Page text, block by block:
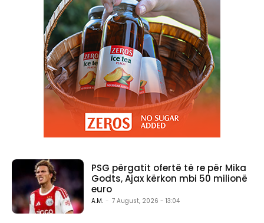
PSG përgatit ofertë të re për Mika
Godts, Ajax kërkon mbi 50 milionë
euro
A.M. - 7 August, 2026 - 13:04